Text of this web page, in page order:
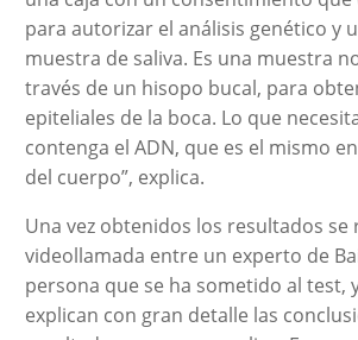
para autorizar el análisis genético y
muestra de saliva. Es una muestra
través de un hisopo bucal, para
epiteliales de la boca. Lo que
contenga el ADN, que es el mismo
del cuerpo”, explica.
Una vez obtenidos los resultados se
videollamada entre un experto de
persona que se ha sometido al test,
explican con gran detalle las